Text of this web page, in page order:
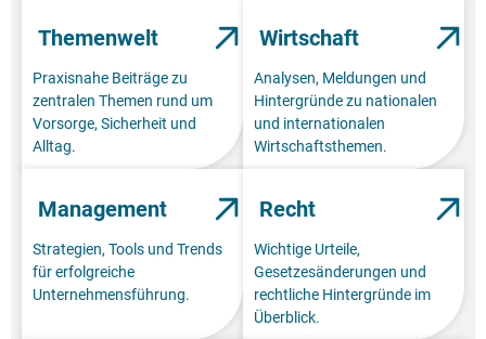
Themenwelt
Praxisnahe Beiträge zu
zentralen Themen rund um
Vorsorge, Sicherheit und
Alltag.
Wirtschaft
Analysen, Meldungen und
Hintergründe zu nationalen
und internationalen
Wirtschaftsthemen.
Management
Strategien, Tools und Trends
für erfolgreiche
Unternehmensführung.
Recht
Wichtige Urteile,
Gesetzesänderungen und
rechtliche Hintergründe im
Überblick.